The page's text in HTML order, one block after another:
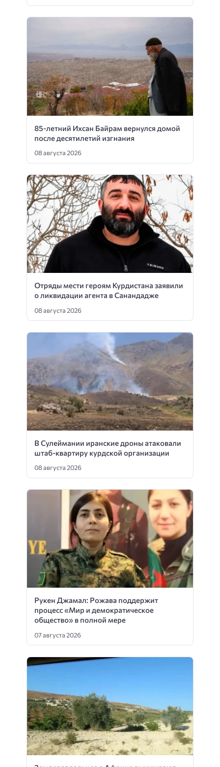
85-летний Ихсан Байрам вернулся домой
после десятилетий изгнания
08 августа 2026
Отряды мести героям Курдистана заявили
о ликвидации агента в Санандадже
08 августа 2026
В Сулеймании иранские дроны атаковали
штаб-квартиру курдской организации
08 августа 2026
Рукен Джамал: Рожава поддержит
процесс «Мир и демократическое
общество» в полной мере
07 августа 2026